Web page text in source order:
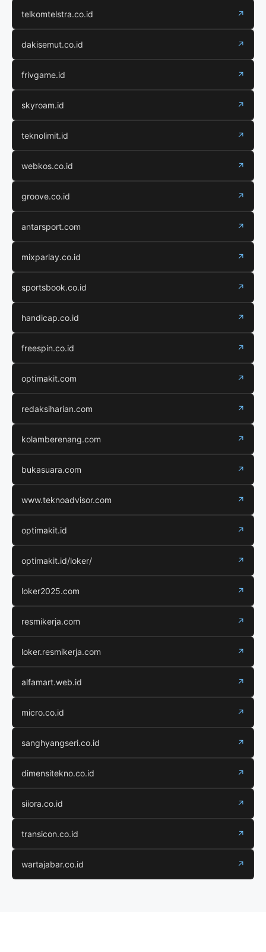
telkomtelstra.co.id ↗
dakisemut.co.id ↗
frivgame.id ↗
skyroam.id ↗
teknolimit.id ↗
webkos.co.id ↗
groove.co.id ↗
antarsport.com ↗
mixparlay.co.id ↗
sportsbook.co.id ↗
handicap.co.id ↗
freespin.co.id ↗
optimakit.com ↗
redaksiharian.com ↗
kolamberenang.com ↗
bukasuara.com ↗
www.teknoadvisor.com ↗
optimakit.id ↗
optimakit.id/loker/ ↗
loker2025.com ↗
resmikerja.com ↗
loker.resmikerja.com ↗
alfamart.web.id ↗
micro.co.id ↗
sanghyangseri.co.id ↗
dimensitekno.co.id ↗
siiora.co.id ↗
transicon.co.id ↗
wartajabar.co.id ↗